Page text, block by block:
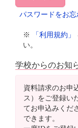
パスワードをお
※ 「利用規約」
い。
学校からのお知
資料請求のお申
ス）をご登録い
てお申込みくだ
できます。